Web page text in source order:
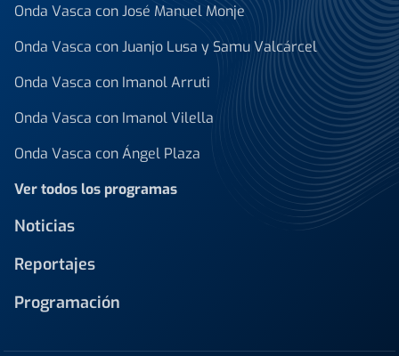
Onda Vasca con José Manuel Monje
Onda Vasca con Juanjo Lusa y Samu Valcárcel
Onda Vasca con Imanol Arruti
Onda Vasca con Imanol Vilella
Onda Vasca con Ángel Plaza
Ver todos los programas
Noticias
Reportajes
Programación